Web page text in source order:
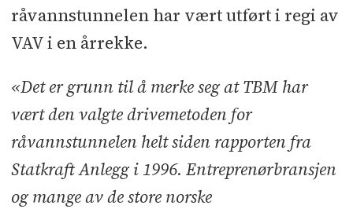
råvannstunnelen har vært utført i regi av
VAV i en årrekke.
«Det er grunn til å merke seg at TBM har
vært den valgte drivemetoden for
råvannstunnelen helt siden rapporten fra
Statkraft Anlegg i 1996. Entreprenørbransjen
og mange av de store norske